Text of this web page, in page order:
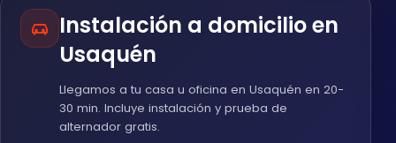
Instalación a domicilio en
Usaquén
Llegamos a tu casa u oficina en Usaquén en 20-
30 min. Incluye instalación y prueba de
alternador gratis.